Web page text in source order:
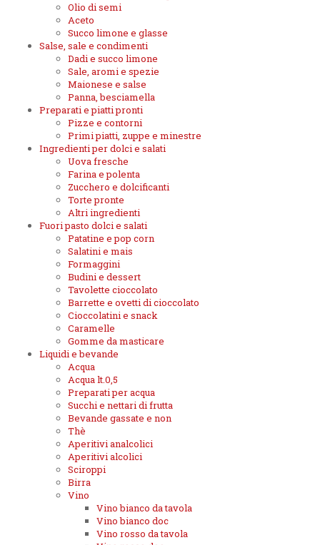
Olio di semi
Aceto
Succo limone e glasse
Salse, sale e condimenti
Dadi e succo limone
Sale, aromi e spezie
Maionese e salse
Panna, besciamella
Preparati e piatti pronti
Pizze e contorni
Primi piatti, zuppe e minestre
Ingredienti per dolci e salati
Uova fresche
Farina e polenta
Zucchero e dolcificanti
Torte pronte
Altri ingredienti
Fuori pasto dolci e salati
Patatine e pop corn
Salatini e mais
Formaggini
Budini e dessert
Tavolette cioccolato
Barrette e ovetti di cioccolato
Cioccolatini e snack
Caramelle
Gomme da masticare
Liquidi e bevande
Acqua
Acqua lt.0,5
Preparati per acqua
Succhi e nettari di frutta
Bevande gassate e non
Thè
Aperitivi analcolici
Aperitivi alcolici
Sciroppi
Birra
Vino
Vino bianco da tavola
Vino bianco doc
Vino rosso da tavola